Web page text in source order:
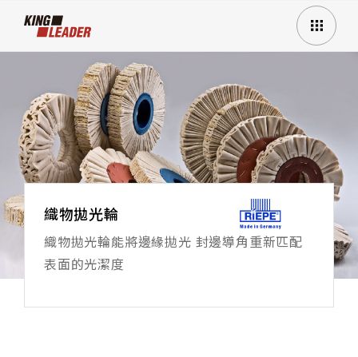
織物拋光輪
織物拋光輪能將邊緣拋光 封邊導角重新匹配
表面的光潔度